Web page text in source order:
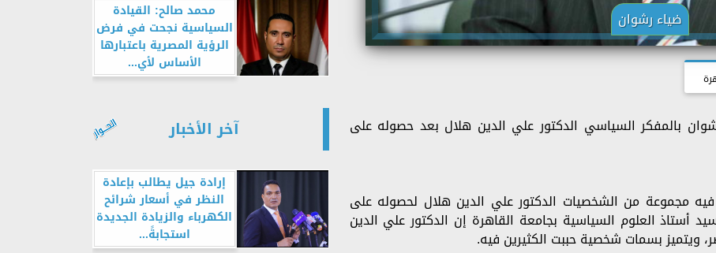
ضياء رشوان
بالمفكر السياسي الدكتور علي الدين هلال بعد حصوله على
مجموعة من الشخصيات الدكتور علي الدين هلال لحصوله على
أستاذ العلوم السياسية بجامعة القاهرة إن الدكتور علي الدين
ويتميز بسمات شخصية حببت الكثيرين فيه.
محمد صالح: القيادة
السياسية نجحت في فرض
الرؤية المصرية باعتبارها
الأساس لأي...
آخر الأخبار
إرادة جيل يطالب بإعادة
النظر في أسعار شرائح
الكهرباء والزيادة الجديدة
استجابةً...